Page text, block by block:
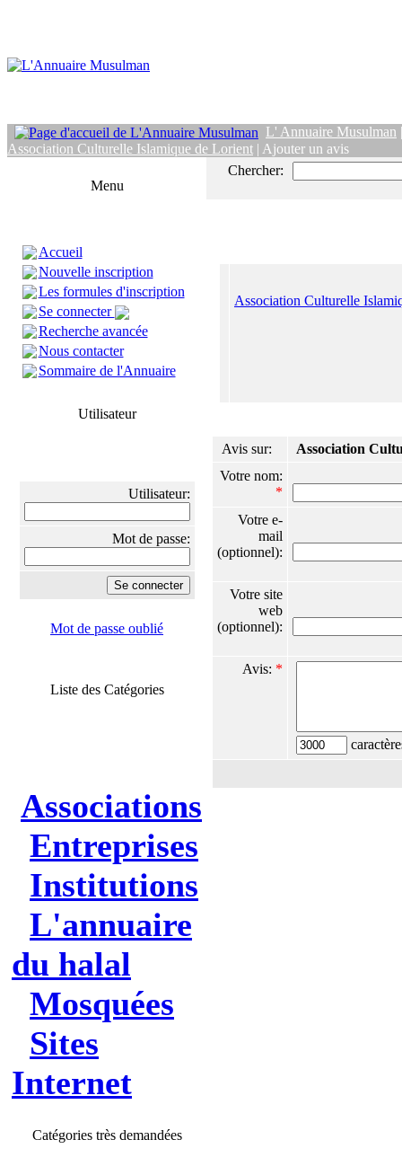
L' Annuaire Musulman
Association Culturelle Islamique de Lorient | Ajouter un avis
Menu
Accueil
Nouvelle inscription
Les formules d'inscription
Se connecter
Recherche avancée
Nous contacter
Sommaire de l'Annuaire
Utilisateur
Utilisateur:
Mot de passe:
Mot de passe oublié
Liste des Catégories
Associations
Entreprises
Institutions
L'annuaire
du halal
Mosquées
Sites
Internet
Catégories très demandées
Chercher:
Association Culturelle
Avis sur:
Association
Votre nom:
*
Votre e-
mail
(optionnel):
Votre site
web
(optionnel):
Avis: *